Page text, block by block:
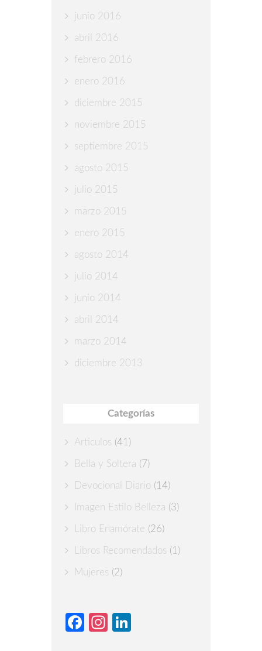
junio 2016
abril 2016
febrero 2016
enero 2016
diciembre 2015
noviembre 2015
septiembre 2015
agosto 2015
julio 2015
marzo 2015
enero 2015
agosto 2014
julio 2014
junio 2014
abril 2014
marzo 2014
diciembre 2013
Categorías
Articulos (41)
Bella y Soltera (7)
Devocional Diario (14)
Imagen Estilo Belleza (3)
Libro Enamórate (26)
Libros Recomendados (1)
Mujeres (2)
Facebook
Instagram